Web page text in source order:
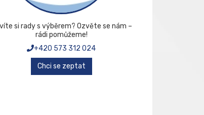
si rady s výběrem? Ozvěte se nám –
rádi pomůžeme!
+420 573 312 024
Chci se zeptat